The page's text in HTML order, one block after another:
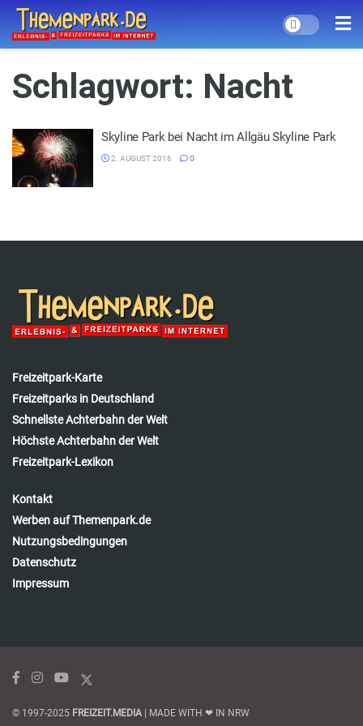
Schlagwort: Nacht
Skyline Park bei Nacht im Allgäu Skyline Park
2. AUGUST 2016 0
Freizeitpark-Karte
Freizeitparks in Deutschland
Schnellste Achterbahn der Welt
Höchste Achterbahn der Welt
Freizeitpark-Lexikon
Kontakt
Werben auf Themenpark.de
Nutzungsbedingungen
Datenschutz
Impressum
© 1997-2025 FREIZEIT.MEDIA | MADE WITH ❤ IN NRW